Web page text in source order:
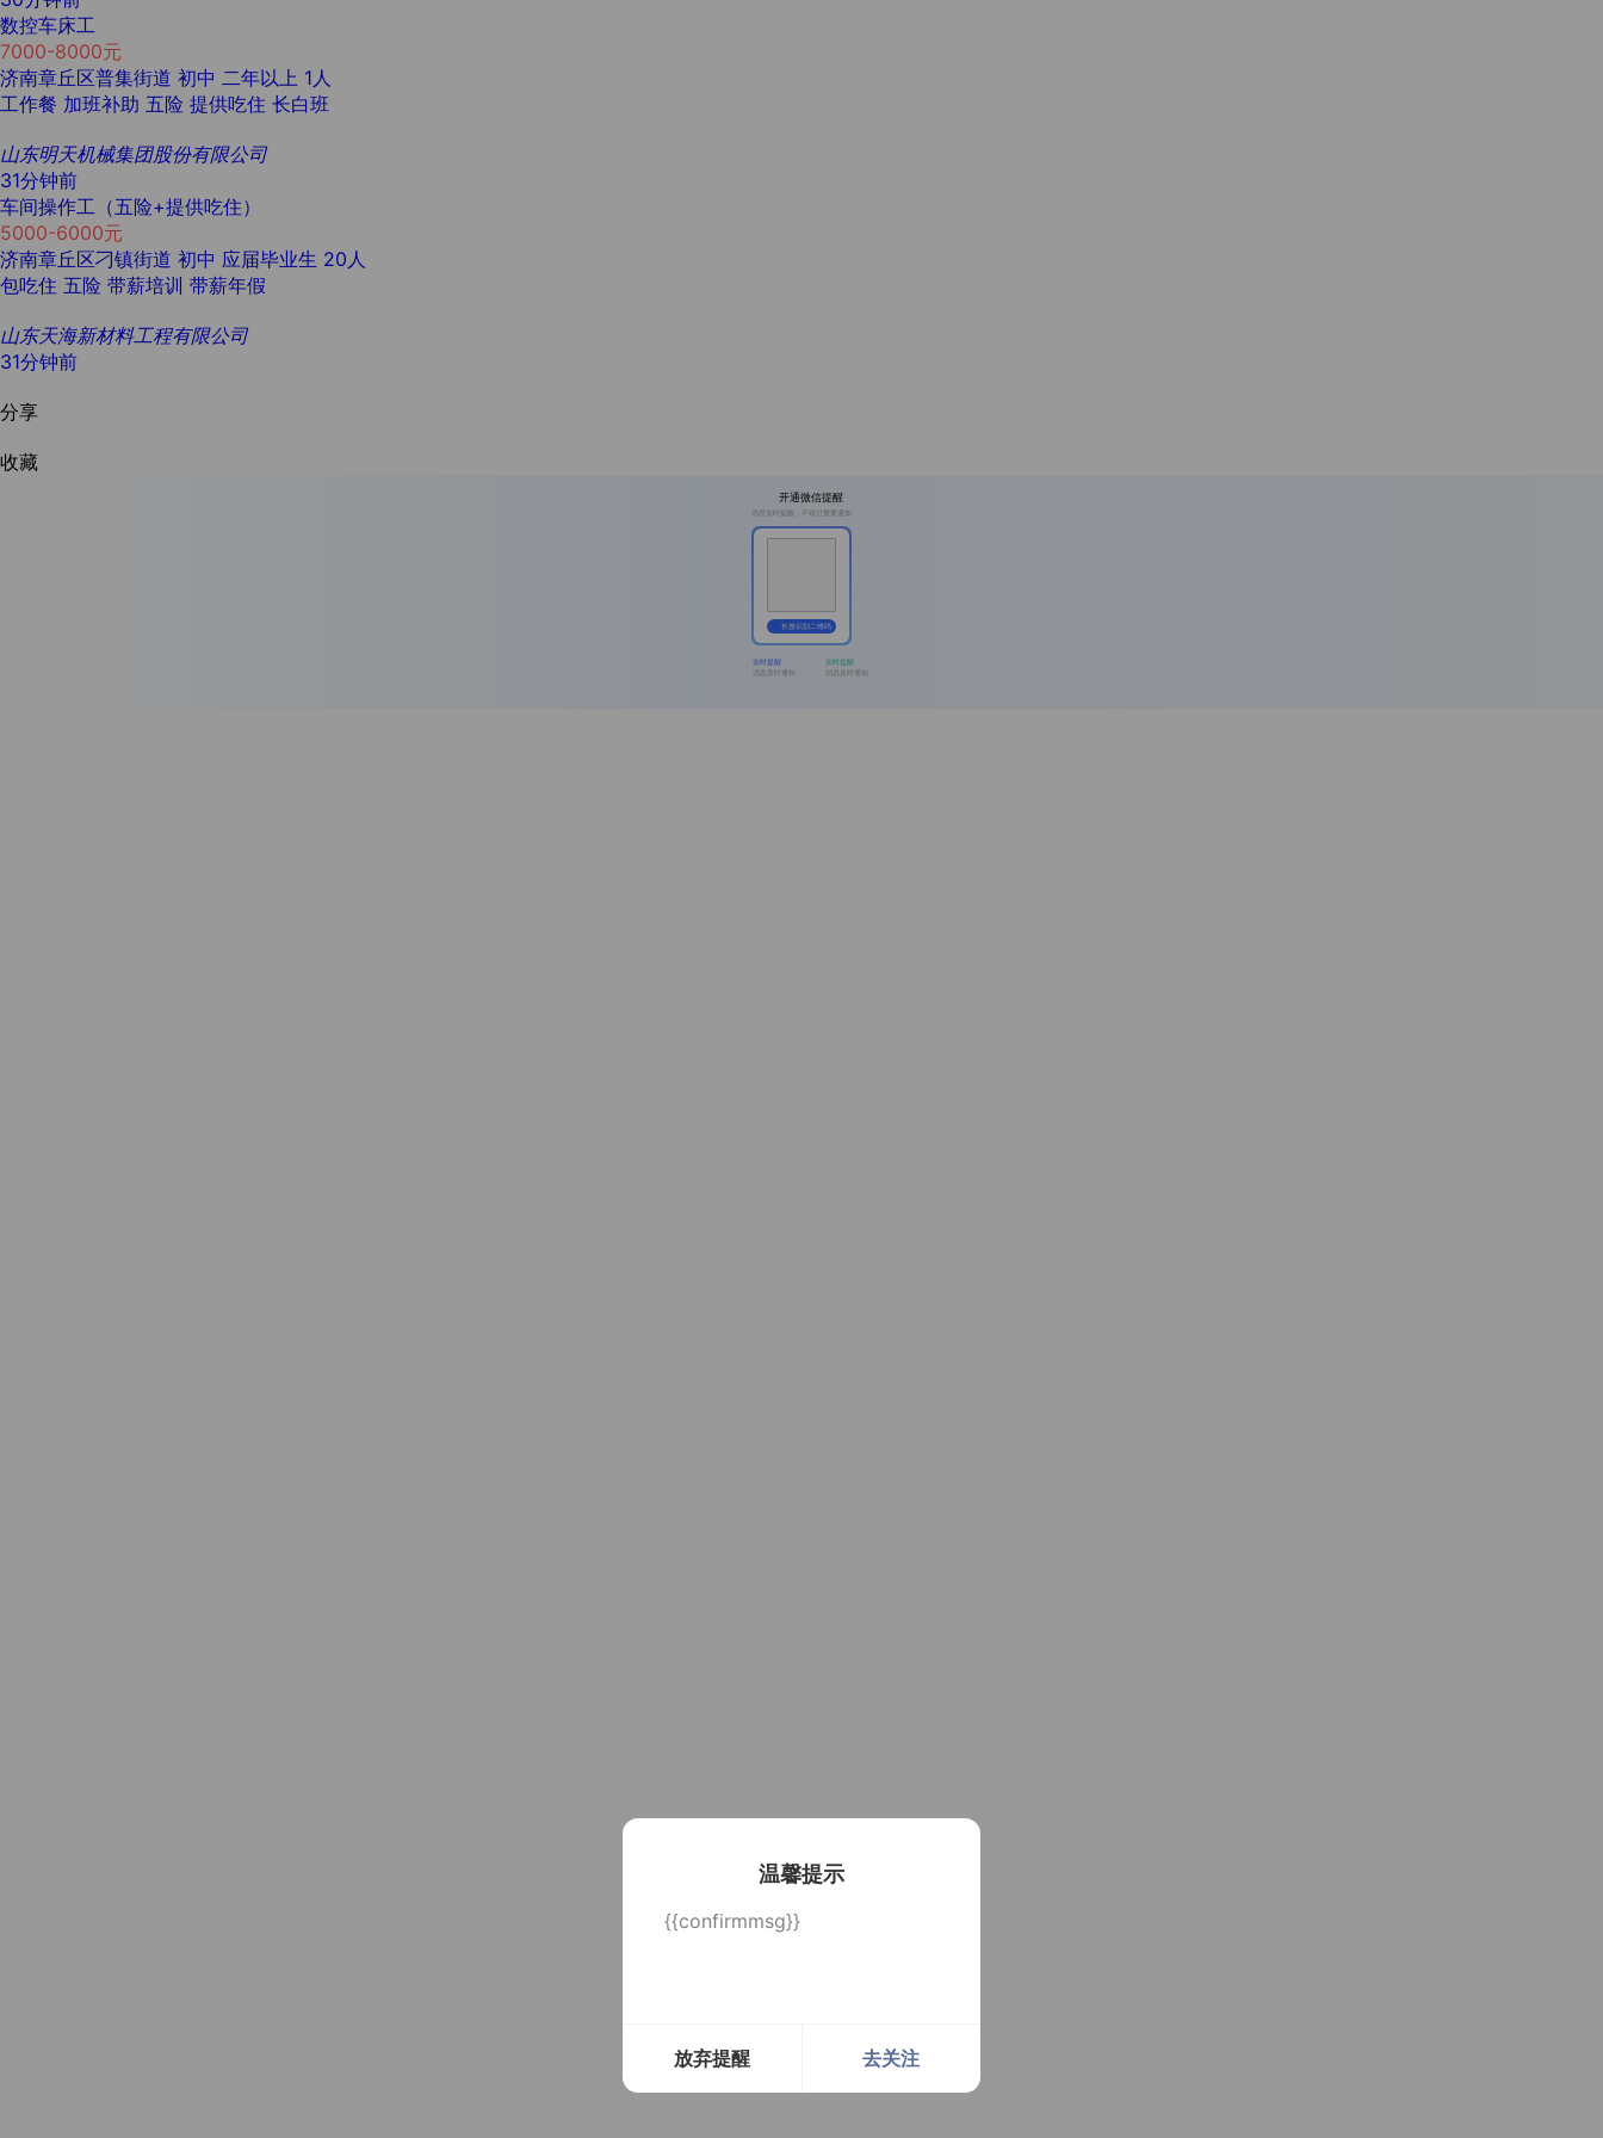
数控车床工
7000-8000元
济南章丘区普集街道 初中 二年以上 1人
工作餐 加班补助 五险 提供吃住 长白班
山东明天机械集团股份有限公司
31分钟前
车间操作工（五险+提供吃住）
5000-6000元
济南章丘区刁镇街道 初中 应届毕业生 20人
包吃住 五险 带薪培训 带薪年假
山东天海新材料工程有限公司
31分钟前
分享
收藏
开通微信提醒
消息实时提醒，不错过重要通知
长按识别二维码
实时提醒
消息及时通知
实时提醒
消息及时通知
温馨提示
{{confirmmsg}}
放弃提醒 去关注